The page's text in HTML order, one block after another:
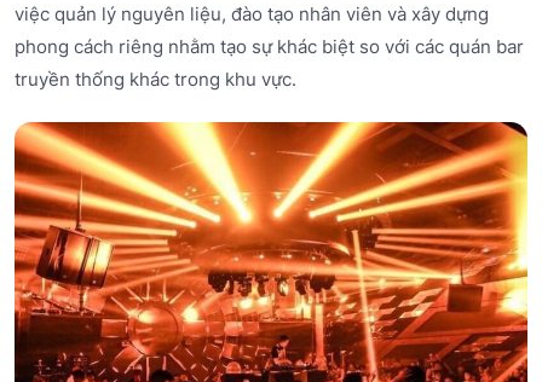
việc quản lý nguyên liệu, đào tạo nhân viên và xây dựng
phong cách riêng nhằm tạo sự khác biệt so với các quán bar
truyền thống khác trong khu vực.